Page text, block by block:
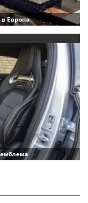
Европа
емблема